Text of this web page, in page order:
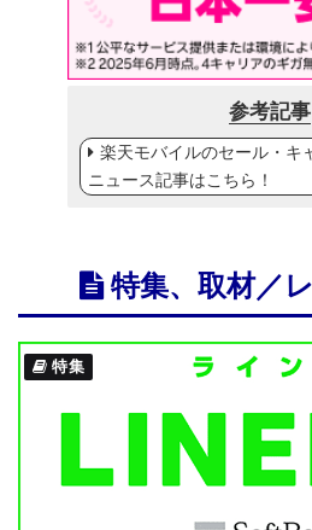
参考記事
楽天モバイルのセール・キ
ニュース記事はこちら！
特集、取材／
特集